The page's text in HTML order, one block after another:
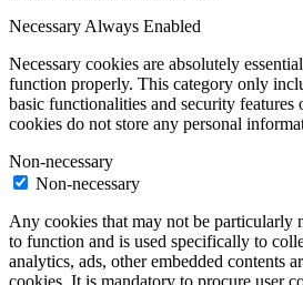
NecessaryAlways Enabled
Necessary cookies are absolutely
function properly. This category only
basic functionalities and security features
cookies do not store any personal
Non-necessary
Non-necessary
Any cookies that may not be particularly
to function and is used specifically to
analytics, ads, other embedded contents